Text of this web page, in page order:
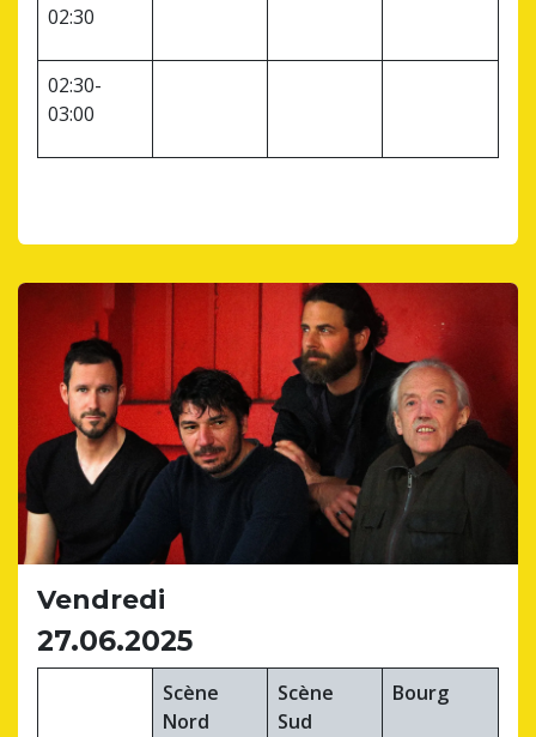
02:30
02:30-
03:00
Vendredi
27.06.2025
Scène
Nord
Scène
Sud
Bourg